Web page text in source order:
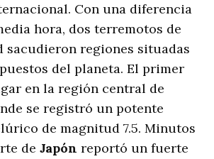
Con una diferencia
hora, dos terremotos de
sacudieron regiones situadas
del planeta. El primer
en la región central de
se registró un potente
de magnitud 7.5. Minutos
deJapón reportó un fuerte